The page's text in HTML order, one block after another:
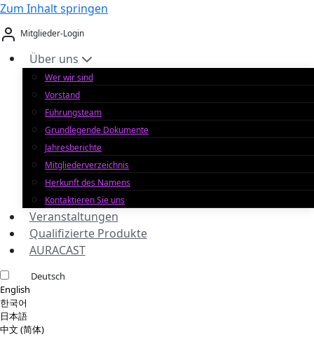
Zum Inhalt springen
Mitglieder-Login
Über uns
Wer wir sind
Vorstand
Führungsteam
Grundlegende Dokumente
Jahresberichte
Mitgliederverzeichnis
Herkunft des Namens
Kontaktieren Sie uns
Veranstaltungen
Qualifizierte Produkte
AURACAST
Deutsch
English
한국어
日本語
中文 (简体)